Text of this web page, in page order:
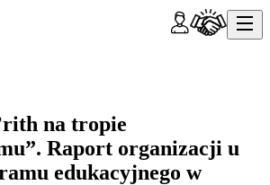
na tropie
Raport organizacji u
edukacyjnego w